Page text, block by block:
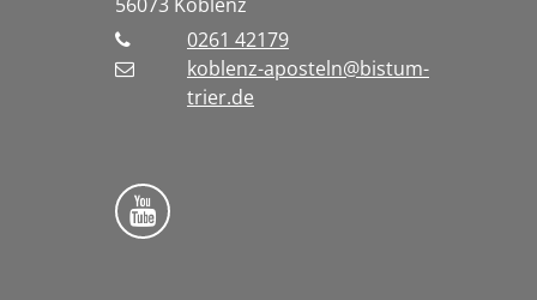
56073 Koblenz
0261 42179
koblenz-aposteln@bistum-
trier.de
Bistum Trier auf YouTube